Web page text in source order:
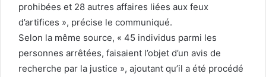
prohibées et 28 autres affaires liées aux feux
d’artifices », précise le communiqué.
Selon la même source, « 45 individus parmi les
personnes arrêtées, faisaient l’objet d’un avis de
recherche par la justice », ajoutant qu’il a été procédé